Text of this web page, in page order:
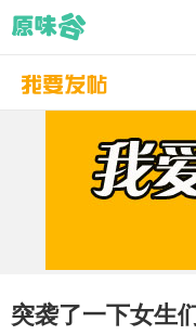
突袭了一下女生